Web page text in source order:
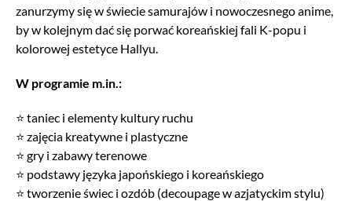
zanurzymy się w świecie samurajów i nowoczesnego anime,
by w kolejnym dać się porwać koreańskiej fali K-popu i
kolorowej estetyce Hallyu.
W programie m.in.:
⭐ taniec i elementy kultury ruchu
⭐ zajęcia kreatywne i plastyczne
⭐ gry i zabawy terenowe
⭐ podstawy języka japońskiego i koreańskiego
⭐ tworzenie świec i ozdób (decoupage w azjatyckim stylu)